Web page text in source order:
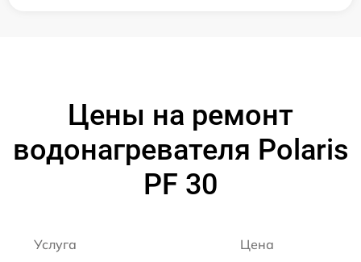
Цены на ремонт
водонагревателя Polaris
PF 30
Услуга Цена